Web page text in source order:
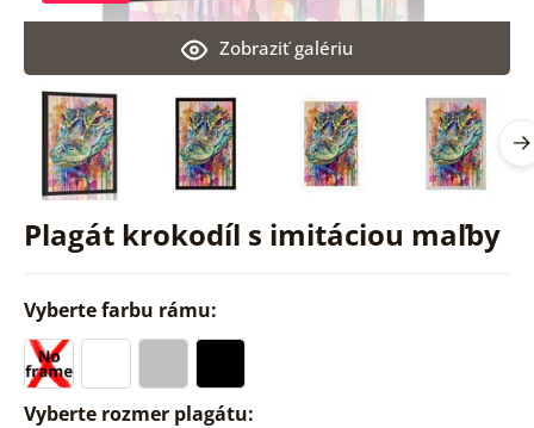
Plagát krokodíl s imitáciou maľby
Zobraziť galériu
Vyberte farbu rámu:
Vyberte rozmer plagátu: